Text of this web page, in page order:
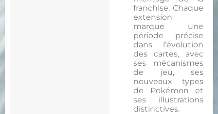
franchise. Chaque
extension
marque une
période précise
dans l’évolution
des cartes, avec
ses mécanismes
de jeu, ses
nouveaux types
de Pokémon et
ses illustrations
distinctives.